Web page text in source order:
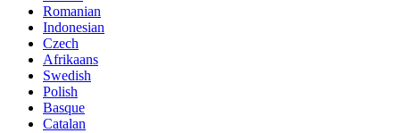
Romanian
Indonesian
Czech
Afrikaans
Swedish
Polish
Basque
Catalan